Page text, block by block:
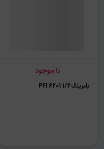
نا موجود
بلبرینگ 1/2 6201 PFI